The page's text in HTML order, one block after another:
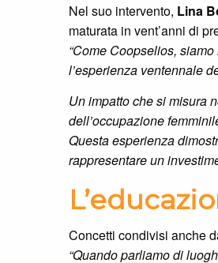
Nel suo intervento, Lina
maturata in vent’anni di
“Come Coopselios,
l’esperienza ventennale
Un impatto che si misura
dell’occupazione
Questa esperienza
rappresentare un
Concetti condivisi anche
“Quando parliamo di